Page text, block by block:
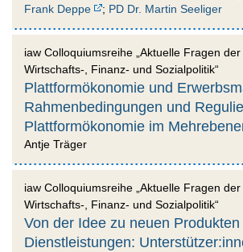
Frank Deppe ; PD Dr. Martin Seeliger
iaw Colloquiumsreihe „Aktuelle Fragen der
Wirtschafts-, Finanz- und Sozialpolitik“
Plattformökonomie und
Rahmenbedingungen und
Plattformökonomie im
Antje Träger
iaw Colloquiumsreihe „Aktuelle Fragen der
Wirtschafts-, Finanz- und Sozialpolitik“
Von der Idee zu neuen Produkten
Dienstleistungen: